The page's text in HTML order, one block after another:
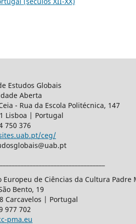
Estudos Globais
Aberta
- Rua da Escola Politécnica, 147
Lisboa | Portugal
750 376
ceg/
de Ciências da Cultura Padre
Bento, 19
Carcavelos | Portugal
977 702
pma.eu